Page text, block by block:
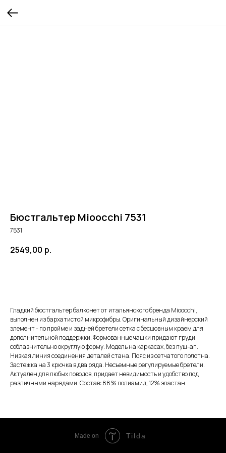
Бюстгальтер Mioocchi 7531
7531
2549,00 р.
Гладкий бюстгальтер балконет от итальянского бренда Mioocchi,
выполнен из бархатистой микрофибры. Оригинальный дизайнерский
элемент - по пройме и задней бретели сетка с бесшовным краем для
дополнительной поддержки. Формованные чашки придают груди
соблазнительно округлую форму. Модель на каркасах, без пуш-ап.
Низкая линия соединения деталей стана. Пояс из сетчатого полотна.
Застежка на 3 крючка в два ряда. Несъемные регулируемые бретели.
Актуален для любых поводов, придает невидимость и удобство под
различными нарядами. Состав: 88% полиамид, 12% эластан.
Made on Tilda